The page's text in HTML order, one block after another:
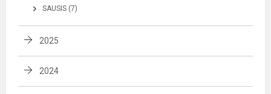
SAUSIS (7)
2025
2024